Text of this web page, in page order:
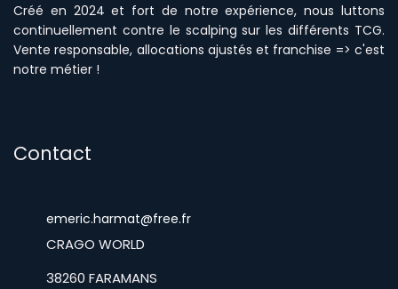
Créé en 2024 et fort de notre expérience, nous luttons
continuellement contre le scalping sur les différents TCG.
Vente responsable, allocations ajustés et franchise => c'est
notre métier !
Contact
emeric.harmat@free.fr
​CRAGO WORLD
​38260 FARAMANS